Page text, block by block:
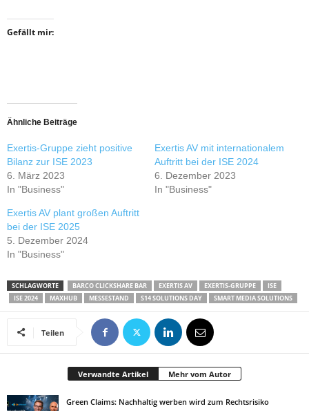
Gefällt mir:
Ähnliche Beiträge
Exertis-Gruppe zieht positive
Bilanz zur ISE 2023
6. März 2023
In "Business"
Exertis AV mit internationalem
Auftritt bei der ISE 2024
6. Dezember 2023
In "Business"
Exertis AV plant großen Auftritt
bei der ISE 2025
5. Dezember 2024
In "Business"
SCHLAGWORTE BARCO CLICKSHARE BAR EXERTIS AV EXERTIS-GRUPPE
ISE
ISE 2024
MAXHUB MESSESTAND S14 SOLUTIONS DAY SMART MEDIA SOLUTIONS
Teilen
Verwandte Artikel Mehr vom Autor
Green Claims: Nachhaltig werben wird zum Rechtsrisiko